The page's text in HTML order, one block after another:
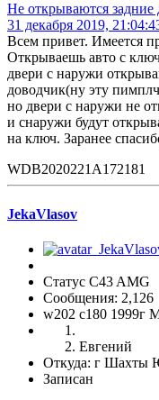
Не открываются задние
31 декабря 2019,
Всем привет. Имеется
Открываешь авто с
двери с наружи
доводчик(ну эту
но двери с наружи не
и снаружи будут
на ключ. Заранее
WDB2020221A172181
JekaVlasov
Статус C43 AMG
Сообщения: 2,126
w202 c180 1999г
Евгений
Откуда: г
Записан